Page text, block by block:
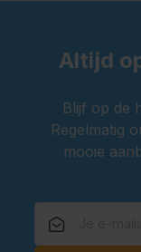
Altijd
Blijf op de
Regelmatig
mooie